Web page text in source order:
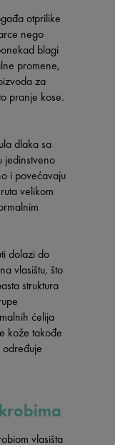
otprilike
nego
blagi
promene,
za
pranje kose.
dlaka sa
jedinstveno
i povećavaju
velikom
dolazi do
vlasištu, što
struktura
ćelija
kože takođe
vlasišta